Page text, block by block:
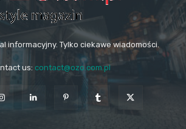
informacyjny. Tylko ciekawe wiadomości.
us: contact@ozo.com.pl